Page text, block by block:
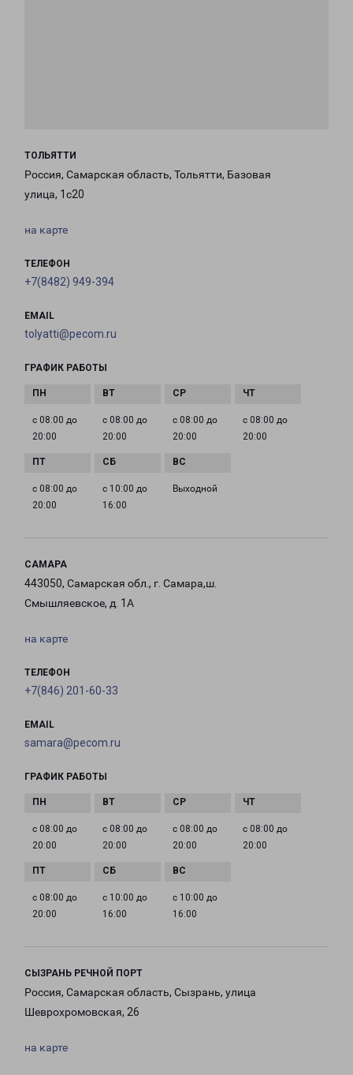
ТОЛЬЯТТИ
Россия, Самарская область, Тольятти, Базовая
улица, 1с20
на карте
ТЕЛЕФОН
+7(8482) 949-394
EMAIL
tolyatti@pecom.ru
ГРАФИК РАБОТЫ
с 08:00 до
20:00
с 08:00 до
20:00
с 08:00 до
20:00
с 08:00 до
20:00
с 08:00 до
20:00
с 10:00 до
16:00
Выходной
САМАРА
443050, Самарская обл., г. Самара,ш.
Смышляевское, д. 1А
на карте
ТЕЛЕФОН
+7(846) 201-60-33
EMAIL
samara@pecom.ru
ГРАФИК РАБОТЫ
с 08:00 до
20:00
с 08:00 до
20:00
с 08:00 до
20:00
с 08:00 до
20:00
с 08:00 до
20:00
с 10:00 до
16:00
с 10:00 до
16:00
СЫЗРАНЬ РЕЧНОЙ ПОРТ
Россия, Самарская область, Сызрань, улица
Шеврохромовская, 26
на карте